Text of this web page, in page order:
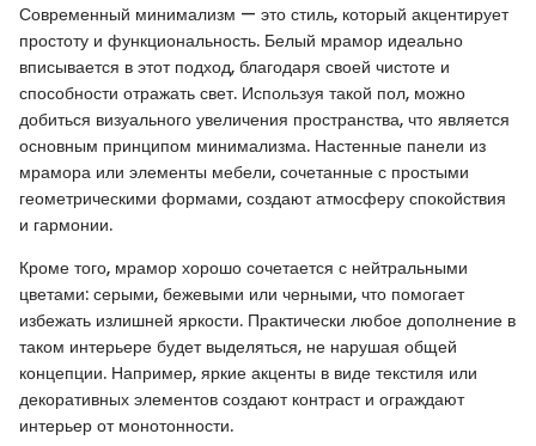
Современный минимализм — это стиль, который акцентирует
простоту и функциональность. Белый мрамор идеально
вписывается в этот подход, благодаря своей чистоте и
способности отражать свет. Используя такой пол, можно
добиться визуального увеличения пространства, что является
основным принципом минимализма. Настенные панели из
мрамора или элементы мебели, сочетанные с простыми
геометрическими формами, создают атмосферу спокойствия
и гармонии.
Кроме того, мрамор хорошо сочетается с нейтральными
цветами: серыми, бежевыми или черными, что помогает
избежать излишней яркости. Практически любое дополнение в
таком интерьере будет выделяться, не нарушая общей
концепции. Например, яркие акценты в виде текстиля или
декоративных элементов создают контраст и ограждают
интерьер от монотонности.